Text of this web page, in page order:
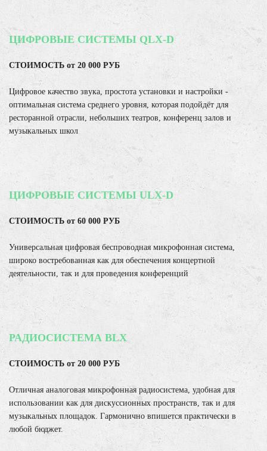
ЦИФРОВЫЕ СИСТЕМЫ QLX-D
СТОИМОСТЬ от 20 000 РУБ
Цифровое качество звука, простота установки и настройки -
оптимальная система среднего уровня, которая подойдёт для
ресторанной отрасли, небольших театров, конференц залов и
музыкальных школ
ЦИФРОВЫЕ СИСТЕМЫ ULX-D
СТОИМОСТЬ от 60 000 РУБ
Универсальная цифровая беспроводная микрофонная система,
широко востребованная как для обеспечения концертной
деятельности, так и для проведения конференций
РАДИОСИСТЕМА BLX
СТОИМОСТЬ от 20 000 РУБ
Отличная аналоговая микрофонная радиосистема, удобная для
использовании как для дискуссионных пространств, так и для
музыкальных площадок. Гармонично впишется практически в
любой бюджет.